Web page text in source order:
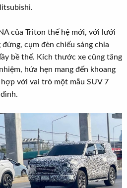
của Triton thế hệ mới, với lưới
cụm đèn chiếu sáng chia
bề thế. Kích thước xe cũng tăng
hứa hẹn mang đến khoang
với vai trò một mẫu SUV 7